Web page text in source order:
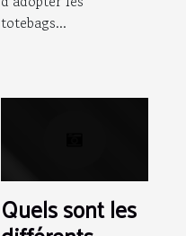
totebags...
Quels sont les